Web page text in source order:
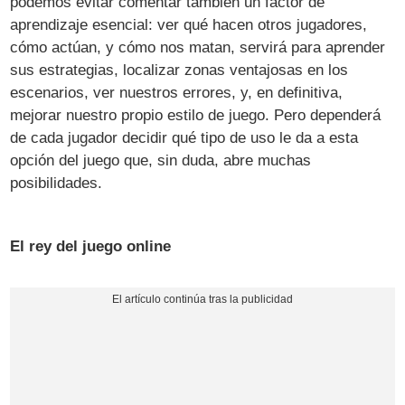
aprendizaje esencial: ver qué hacen otros jugadores,
cómo actúan, y cómo nos matan, servirá para aprender
sus estrategias, localizar zonas ventajosas en los
escenarios, ver nuestros errores, y, en definitiva,
mejorar nuestro propio estilo de juego. Pero dependerá
de cada jugador decidir qué tipo de uso le da a esta
opción del juego que, sin duda, abre muchas
posibilidades.
El rey del juego online